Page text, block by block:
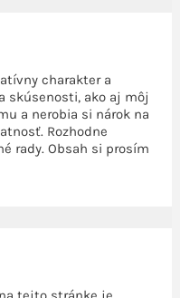
charakter a
skúsenosti, ako aj môj
a nerobia si nárok na
Rozhodne
rady. Obsah si prosím